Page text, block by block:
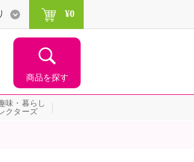
商品を探す
¥0
味・暮らし
クターズ